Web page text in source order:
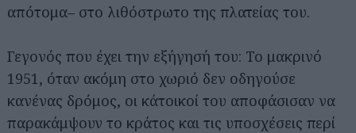
απότομα– στο λιθόστρωτο της πλατείας του.
Γεγονός που έχει την εξήγησή του: Το μακρινό
1951, όταν ακόμη στο χωριό δεν οδηγούσε
κανένας δρόμος, οι κάτοικοί του αποφάσισαν να
παρακάμψουν το κράτος και τις υποσχέσεις περί